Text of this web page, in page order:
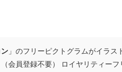
」のフリーピクトグラムがイラ
会員登録不要） ロイヤリティー